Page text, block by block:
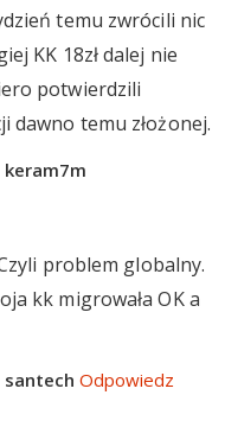
temu zwrócili nic
KK 18zł dalej nie
potwierdzili
dawno temu złożonej.
keram7m
problem globalny.
kk migrowała OK a
santech Odpowiedz